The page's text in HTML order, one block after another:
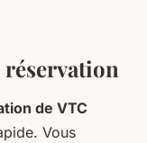
de VTC
Vous